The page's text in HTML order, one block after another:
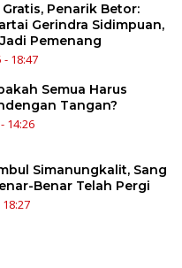
Penarik Betor:
Gerindra Sidimpuan,
Pemenang
- 18:47
Semua Harus
Tangan?
14:26
Simanungkalit, Sang
Benar Telah Pergi